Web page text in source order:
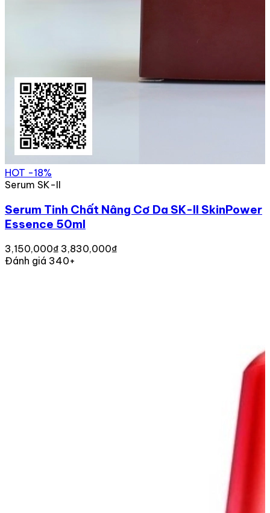
HOT -18%
Serum SK-II
Serum Tinh Chất Nâng Cơ Da SK-II SkinPower
Essence 50ml
3,150,000₫ 3,830,000₫
Đánh giá 340+